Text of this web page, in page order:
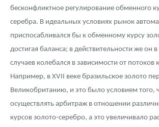
бесконфликтное регулирование обменного
серебра. В идеальных условиях рынок
приспосабливался бы к обменному курсу
достигая баланса; в действительности же он
случаев колебался в зависимости от потоков
Например, в XVII веке бразильское золото
Великобританию, и это было условием того,
осуществлять арбитраж в отношении
курсов золото-серебро, а это увеличивало